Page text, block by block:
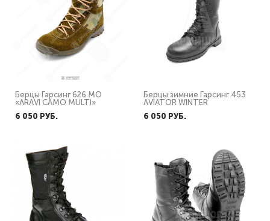
Берцы Гарсинг 626 MO
«ARAVI CAMO MULTI»
6 050 PУБ.
Берцы зимние Гарсинг 453
AVIATOR WINTER
6 050 PУБ.